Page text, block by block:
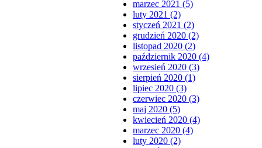
marzec 2021 (5)
luty 2021 (2)
styczeń 2021 (2)
grudzień 2020 (2)
listopad 2020 (2)
październik 2020 (4)
wrzesień 2020 (3)
sierpień 2020 (1)
lipiec 2020 (3)
czerwiec 2020 (3)
maj 2020 (5)
kwiecień 2020 (4)
marzec 2020 (4)
luty 2020 (2)